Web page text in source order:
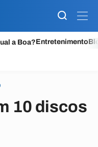
a Boa?Entretenimento
10 discos